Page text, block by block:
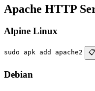
Apache HTTP
Alpine Linux
sudo apk add apache2 📋
Debian